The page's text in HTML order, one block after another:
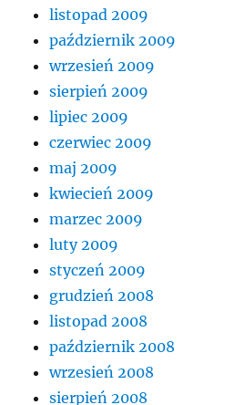
listopad 2009
październik 2009
wrzesień 2009
sierpień 2009
lipiec 2009
czerwiec 2009
maj 2009
kwiecień 2009
marzec 2009
luty 2009
styczeń 2009
grudzień 2008
listopad 2008
październik 2008
wrzesień 2008
sierpień 2008